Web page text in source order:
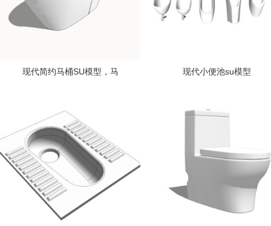
现代简约马桶SU模型，马 现代小便池su模型